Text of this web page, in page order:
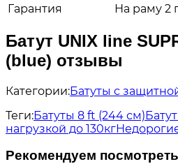
Гарантия
На раму 2
Батут UNIX line
(blue) отзывы
Категории:Батуты с
Теги:Батуты 8 ft (244 см)
нагрузкой до 130кг
Рекомендуем посмотреть